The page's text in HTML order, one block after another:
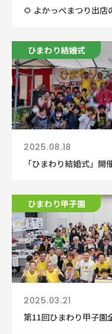
🌻 よかっぺまつり出店
ひまわり結婚式
2025.08.18
「ひまわり結婚式」開
ひまわり甲子園
2025.03.21
第11回ひまわり甲子